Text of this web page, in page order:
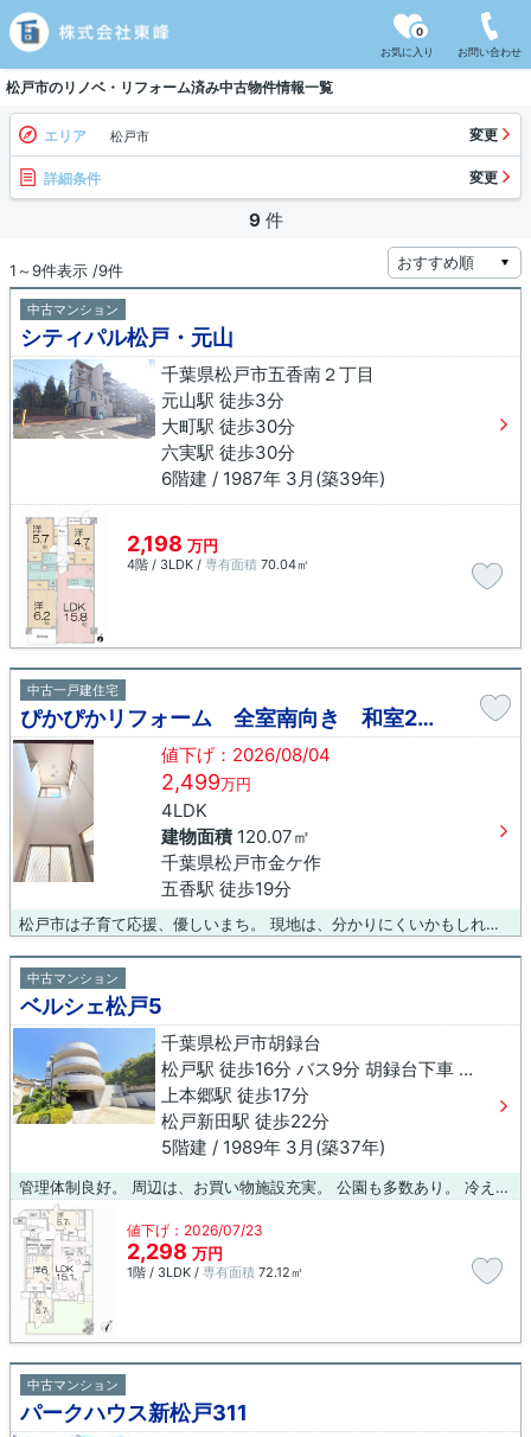
お気に入り
0
お問い合わせ
松戸市のリノベ・リフォーム済み中古物件情報一覧
エリア 松戸市 変更
詳細条件 変更
9 件
1～9件表示 /9件
中古マンション
シティパル松戸・元山
千葉県松戸市五香南２丁目
元山駅 徒歩3分
大町駅 徒歩30分
六実駅 徒歩30分
6階建 / 1987年 3月(築39年)
2,198 万円
4階 / 3LDK / 専有面積 70.04㎡
中古一戸建住宅
ぴかぴかリフォーム 全室南向き 和室2部屋あり 松戸市金ケ作
値下げ：2026/08/04
2,499万円
4LDK
建物面積120.07㎡
千葉県松戸市金ケ作
五香駅 徒歩19分
松戸市は子育て応援、優しいまち。 現地は、分かりにくいかもしれないです。 駅集合や、(株)東峰の店舗集合できます。 ご自宅まで大型車で送迎もいたします。 小さいお子様もご一緒に皆さんでお越しください。 2種免許取得スタッフによる、車酔いしないスムーズドライブでご案内もできます。 子育て真っ最中のイクメンスタッフによる、ちびちゃんのいるご家庭にやさしい、おススメスポットのご案内も大好評。 お気軽にどうぞ。
中古マンション
ベルシェ松戸5
千葉県松戸市胡録台
松戸駅 徒歩16分 バス9分 胡録台下車 徒歩5分
上本郷駅 徒歩17分
松戸新田駅 徒歩22分
5階建 / 1989年 3月(築37年)
管理体制良好。 周辺は、お買い物施設充実。 公園も多数あり。 冷え性さんにおススメ 南東向き、あったかリビング床暖房、自然な太陽光でやさしく身体が包まれます
値下げ：2026/07/23
2,298 万円
1階 / 3LDK / 専有面積 72.12㎡
中古マンション
パークハウス新松戸311